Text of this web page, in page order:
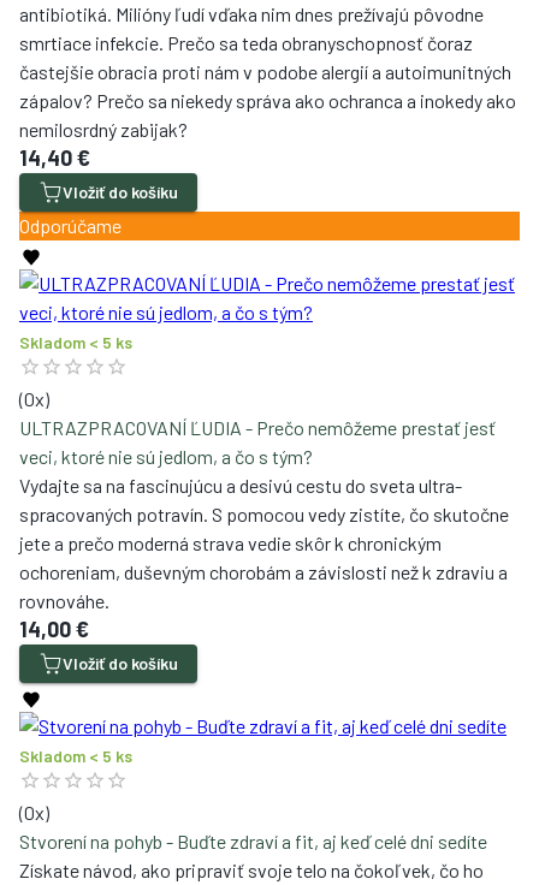
antibiotiká. Milióny ľudí vďaka nim dnes prežívajú pôvodne
smrtiace infekcie. Prečo sa teda obranyschopnosť čoraz
častejšie obracia proti nám v podobe alergií a autoimunitných
zápalov? Prečo sa niekedy správa ako ochranca a inokedy ako
nemilosrdný zabijak?
14,40 €
Vložiť do košíku
Odporúčame
Skladom < 5 ks
(0x)
ULTRAZPRACOVANÍ ĽUDIA - Prečo nemôžeme prestať jesť
veci, ktoré nie sú jedlom, a čo s tým?
Vydajte sa na fascinujúcu a desivú cestu do sveta ultra-
spracovaných potravín. S pomocou vedy zistíte, čo skutočne
jete a prečo moderná strava vedie skôr k chronickým
ochoreniam, duševným chorobám a závislosti než k zdraviu a
rovnováhe.
14,00 €
Vložiť do košíku
Skladom < 5 ks
(0x)
Stvorení na pohyb - Buďte zdraví a fit, aj keď celé dni sedíte
Získate návod, ako pripraviť svoje telo na čokoľvek, čo ho